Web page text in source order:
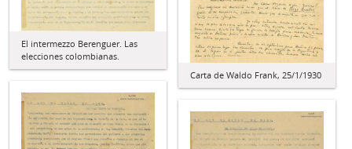
El intermezzo Berenguer. Las
elecciones colombianas.
Carta de Waldo Frank, 25/1/1930